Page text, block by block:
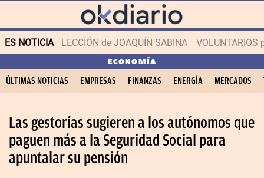
ES NOTICIA LECCIÓN de JOAQUÍN SABINA VOLUNTARIOS
ECONOMÍA
ÚLTIMAS NOTICIAS EMPRESAS FINANZAS ENERGÍA MERCADOS
Las gestorías sugieren a los autónomos que
paguen más a la Seguridad Social para
apuntalar su pensión